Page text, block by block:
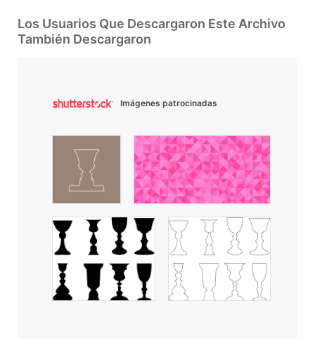
Los Usuarios Que Descargaron Este Archivo
También Descargaron
Imágenes patrocinadas